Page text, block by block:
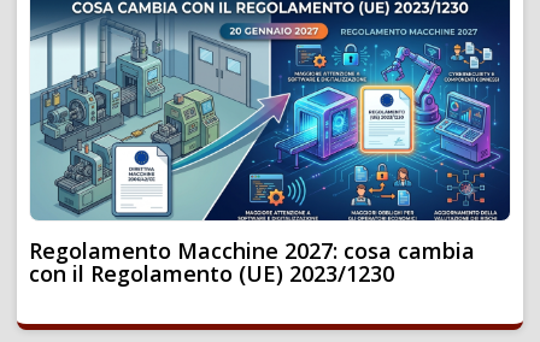
Regolamento Macchine 2027: cosa cambia
con il Regolamento (UE) 2023/1230